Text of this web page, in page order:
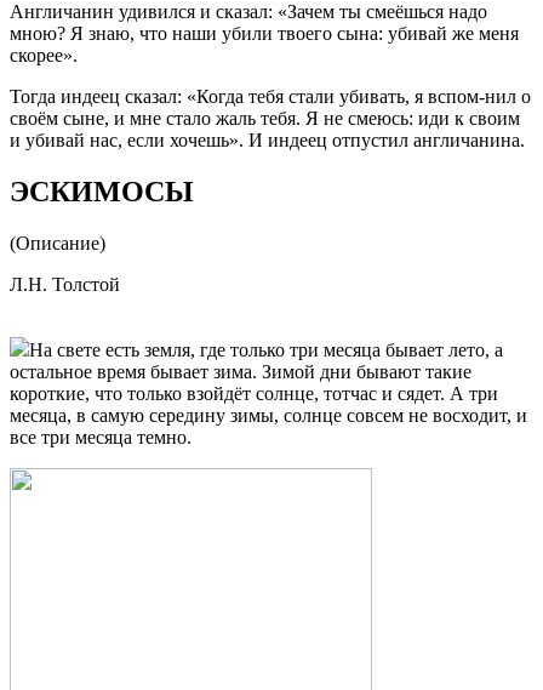
Англичанин удивился и сказал: «Зачем ты смеёшься надо
мною? Я знаю, что наши убили твоего сына: убивай же меня
скорее».
Тогда индеец сказал: «Когда тебя стали убивать, я вспом-нил о
своём сыне, и мне стало жаль тебя. Я не смеюсь: иди к своим
и убивай нас, если хочешь». И индеец отпустил англичанина.
ЭСКИМОСЫ
(Описание)
Л.Н. Толстой
На свете есть земля, где только три месяца бывает лето, а
остальное время бывает зима. Зимой дни бывают такие
короткие, что только взойдёт солнце, тотчас и сядет. А три
месяца, в самую середину зимы, солнце совсем не восходит, и
все три месяца темно.